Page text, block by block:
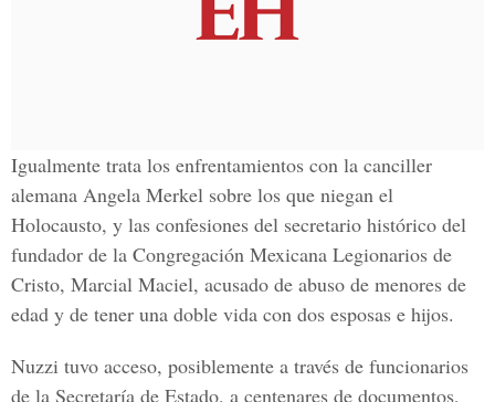
Igualmente trata los enfrentamientos con la canciller
alemana Angela Merkel sobre los que niegan el
Holocausto, y las confesiones del secretario histórico del
fundador de la Congregación Mexicana Legionarios de
Cristo, Marcial Maciel, acusado de abuso de menores de
edad y de tener una doble vida con dos esposas e hijos.
Nuzzi tuvo acceso, posiblemente a través de funcionarios
de la Secretaría de Estado, a centenares de documentos,